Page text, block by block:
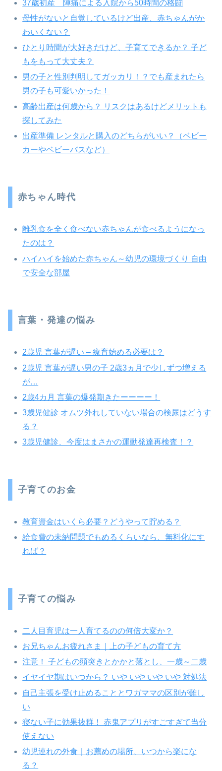
37歳初産 陣痛による入院から50時間の格闘
母性がないと自覚しているけど出産、赤ちゃんがか
わいくない？
ひとり時間が大好きだけど、子育てできるか？ 子ど
もをもって大丈夫？
男の子と性別判明してガッカリ！？でも産まれたら
男の子も可愛いかった！
高齢出産は何歳から？ リスクはあるけどメリットも
探してみた
出産準備 レンタルと購入のどちらがいい？（ベビー
カーやベビーバスなど）
赤ちゃん時代
離乳食を全く食べない赤ちゃんが食べるようになっ
たのは？
ハイハイを始めた赤ちゃん～幼児の環境づくり 自由
で安全な部屋
言葉・発達の悩み
2歳児 言葉が遅い – 療育始める必要は？
2歳児 言葉が遅い男の子 2歳3ヵ月で少しずつ増える
が…
2歳4カ月 言葉の爆発期きたーーーー！
3歳児健診 オムツ外れしていない場合の検尿はどうす
る？
3歳児健診、今度はまさかの運動発達再検査！？
子育てのお金
教育資金はいくら必要？どうやって貯める？
給食費の未納問題でもめるくらいなら、無料化にす
れば？
子育ての悩み
二人目育児は一人育てるのの何倍大変か？
お兄ちゃんお疲れさま｜上の子どもの育て方
注意！ 子どもの頭突きとかかと落とし、一歳～二歳
イヤイヤ期はいつから？ いや いや いや いや 対処法
自己主張を受け止めることとワガママの区別が難し
い
寝ない子に効果抜群！ 赤鬼アプリがすごすぎて当分
使えない
幼児連れの外食｜お薦めの場所、いつから楽にな
る？